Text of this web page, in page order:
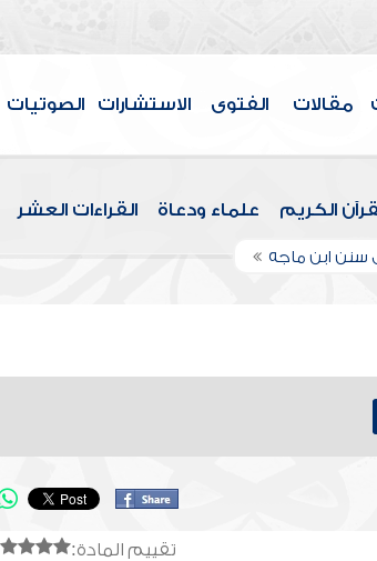
مقالات الفتوى الاستشارات الصوتيات
الكريم علماء ودعاة القراءات العشر
سنن ابن ماجه
تقييم المادة: